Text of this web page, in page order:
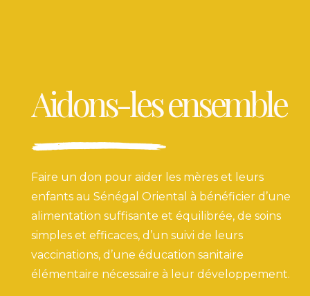
Aidons-les ensemble
Faire un don pour aider les mères et leurs
enfants au Sénégal Oriental à bénéficier d’une
alimentation suffisante et équilibrée, de soins
simples et efficaces, d’un suivi de leurs
vaccinations, d’une éducation sanitaire
élémentaire nécessaire à leur développement.